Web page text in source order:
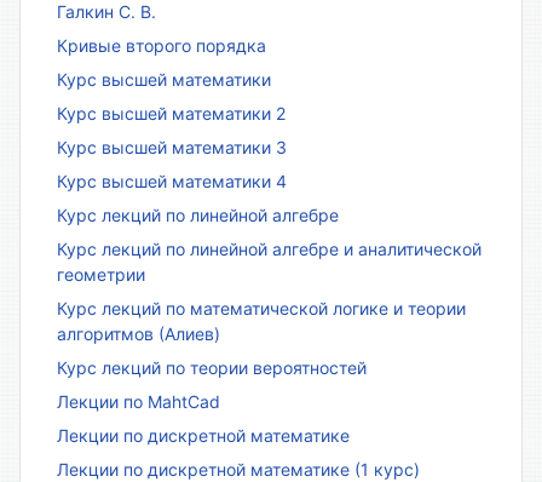
Галкин С. В.
Кривые второго порядка
Курс высшей математики
Курс высшей математики 2
Курс высшей математики 3
Курс высшей математики 4
Курс лекций по линейной алгебре
Курс лекций по линейной алгебре и аналитической
геометрии
Курс лекций по математической логике и теории
алгоритмов (Алиев)
Курс лекций по теории вероятностей
Лекции по MahtCad
Лекции по дискретной математике
Лекции по дискретной математике (1 курс)